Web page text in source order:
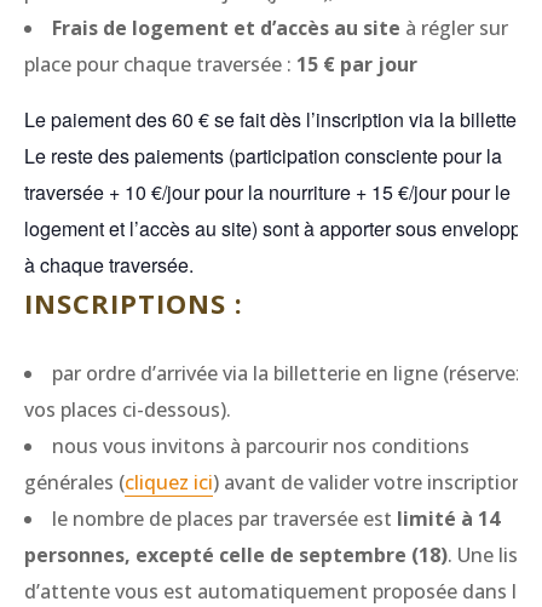
Frais de logement et d’accès au site à régler sur
place pour chaque traversée : 15 € par jour
Le paiement des 60 € se fait dès l’inscription via la billetterie.
Le reste des paiements (participation consciente pour la
traversée + 10 €/jour pour la nourriture + 15 €/jour pour le
logement et l’accès au site) sont à apporter sous enveloppe,
à chaque traversée.
INSCRIPTIONS :
par ordre d’arrivée via la billetterie en ligne (réservez
vos places ci-dessous).
nous vous invitons à parcourir nos conditions
générales (cliquez ici) avant de valider votre inscription.
le nombre de places par traversée est limité à 14
personnes, excepté celle de septembre (18). Une liste
d’attente vous est automatiquement proposée dans la